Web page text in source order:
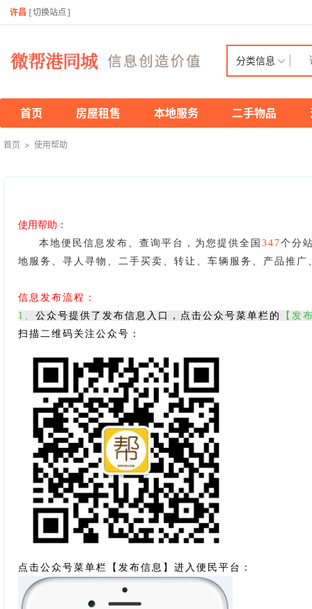
许昌 [切换站点 ]
分类信息
首页 房屋租售 本地服务 二手物品
首页 > 使用帮助
使用帮助：
本地便民信息发布、查询平台，为您提供全国 347个分
地服务、寻人寻物、二手买卖、转让、车辆服务、产品推
信息发布流程：
1、 公众号提供了发布信息入口，点击公众号菜单栏的
【发
扫描二维码关注公众号：
点击公众号菜单栏 【 发布信息】进入便民平台：